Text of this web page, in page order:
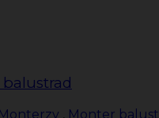
Monterzy , Monter